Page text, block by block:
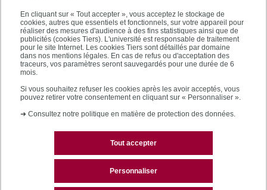
En cliquant sur « Tout accepter », vous acceptez le stockage de
cookies, autres que essentiels et fonctionnels, sur votre appareil pour
réaliser des mesures d'audience à des fins statistiques ainsi que de
publicités (cookies Tiers). L'université est responsable de traitement
pour le site Internet. Les cookies Tiers sont détaillés par domaine
dans nos mentions légales. En cas de refus ou d'acceptation des
traceurs, vos paramètres seront sauvegardés pour une durée de 6
mois.
Si vous souhaitez refuser les cookies après les avoir acceptés, vous
pouvez retirer votre consentement en cliquant sur « Personnaliser ».
➜ Consultez notre politique en matière de protection des données.
Tout accepter
Personnaliser
LES BU SUR...
Mentions légales
Contactez les bibliothèques